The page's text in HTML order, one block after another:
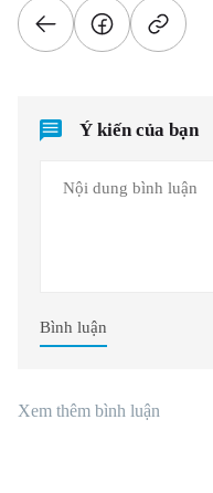
Ý kiến của bạn
Bình luận
Xem thêm bình luận